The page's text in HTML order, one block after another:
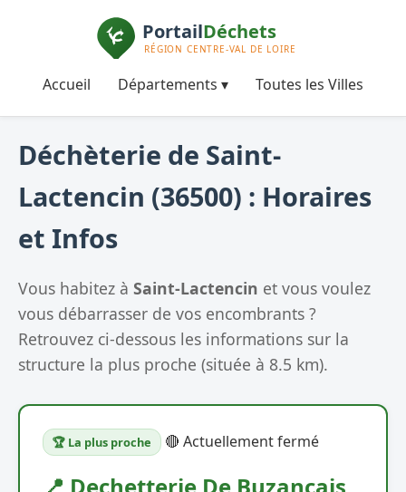
Accueil Départements ▾ Toutes les Villes
Déchèterie de Saint-
Lactencin (36500) : Horaires
et Infos
Vous habitez à Saint-Lactencin et vous voulez
vous débarrasser de vos encombrants ?
Retrouvez ci-dessous les informations sur la
structure la plus proche (située à 8.5 km).
🏆 La plus proche 🔴 Actuellement fermé
📍 Dechetterie De Buzancais